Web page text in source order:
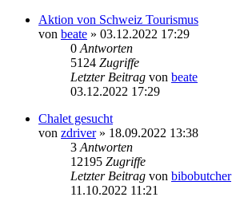
Aktion von Schweiz Tourismus
von beate » 03.12.2022 17:29
0 Antworten
5124 Zugriffe
Letzter Beitrag von beate
03.12.2022 17:29
Chalet gesucht
von zdriver» 18.09.2022 13:38
3 Antworten
12195 Zugriffe
Letzter Beitrag von bibobutcher
11.10.2022 11:21